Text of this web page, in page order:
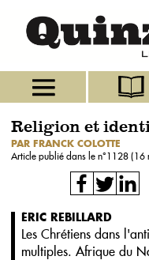
Religion et
PAR FRANCK COLOTTE
Article publié dans le n°1128 (16
ÉRIC REBILLARD
Les Chrétiens dans
multiples. Afrique du